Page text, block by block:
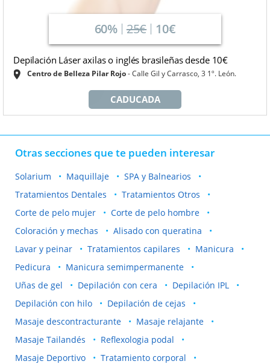
60% 25€ 10€
Depilación Láser axilas o inglés brasileñas desde 10€
Centro de Belleza Pilar Rojo Calle Gil y Carrasco, 3 1º. León.
CADUCADA
Otras secciones que te pueden interesar
Solarium Maquillaje
SPA y Balnearios
Tratamientos Dentales
Tratamientos Otros
Corte de pelo mujer
Corte de pelo hombre
Coloración y mechas
Alisado con queratina
Lavar y peinar
Tratamientos capilares
Manicura
Pedicura
Manicura semimpermanente
Uñas de gel
Depilación con cera
Depilación IPL
Depilación con hilo
Depilación de cejas
Masaje descontracturante
Masaje relajante
Masaje Tailandés
Reflexologia podal
Masaje Deportivo
Tratamiento corporal